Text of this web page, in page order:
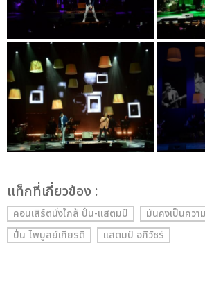
เเท็กที่เกี่ยวข้อง :
คอนเสิร์ตนั่งใกล้ ปั่น-แสตมป์
มันคงเป็นคว
ปั่น ไพบูลย์เกียรติ
แสตมป์ อภิวัชร์